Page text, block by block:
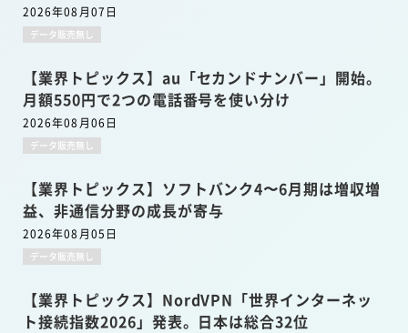
2026年08月07日
データ販売無し
【業界トピックス】au「セカンドナンバー」開始。
月額550円で2つの電話番号を使い分け
2026年08月06日
データ販売無し
【業界トピックス】ソフトバンク4〜6月期は増収増
益、非通信分野の成長が寄与
2026年08月05日
データ販売無し
【業界トピックス】NordVPN「世界インターネッ
ト接続指数2026」発表。日本は総合32位